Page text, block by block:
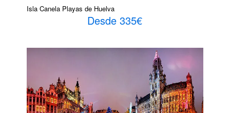
Isla Canela Playas de Huelva
Desde 335€